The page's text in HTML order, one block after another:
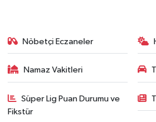
Nöbetçi Eczaneler
Namaz Vakitleri
Süper Lig Puan Durumu ve
Fikstür